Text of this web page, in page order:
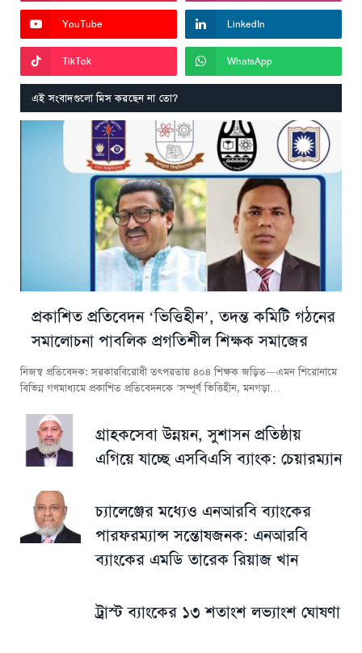
YouTube LinkedIn
TikTok WhatsApp
এই সংবাদগুলো মিস করছেন না তো?
প্রকাশিত প্রতিবেদন ‘ভিত্তিহীন’, তদন্ত কমিটি গঠনের
সমালোচনা পাবলিক প্রগতিশীল শিক্ষক সমাজের
নিজস্ব প্রতিবেদক: সরকারবিরোধী তৎপরতায় ৪০৪ শিক্ষক জড়িত—এমন শিরোনামে
বিভিন্ন গণমাধ্যমে প্রকাশিত প্রতিবেদনকে ‘সম্পূর্ণ ভিত্তিহীন, মনগড়া…
গ্রাহকসেবা উন্নয়ন, সুশাসন প্রতিষ্ঠায়
এগিয়ে যাচ্ছে এসবিএসি ব্যাংক: চেয়ারম্যান
চ্যালেঞ্জের মধ্যেও এনআরবি ব্যাংকের
পারফরম্যান্স সন্তোষজনক: এনআরবি
ব্যাংকের এমডি তারেক রিয়াজ খান
ট্রাস্ট ব্যাংকের ১৩ শতাংশ লভ্যাংশ ঘোষণা